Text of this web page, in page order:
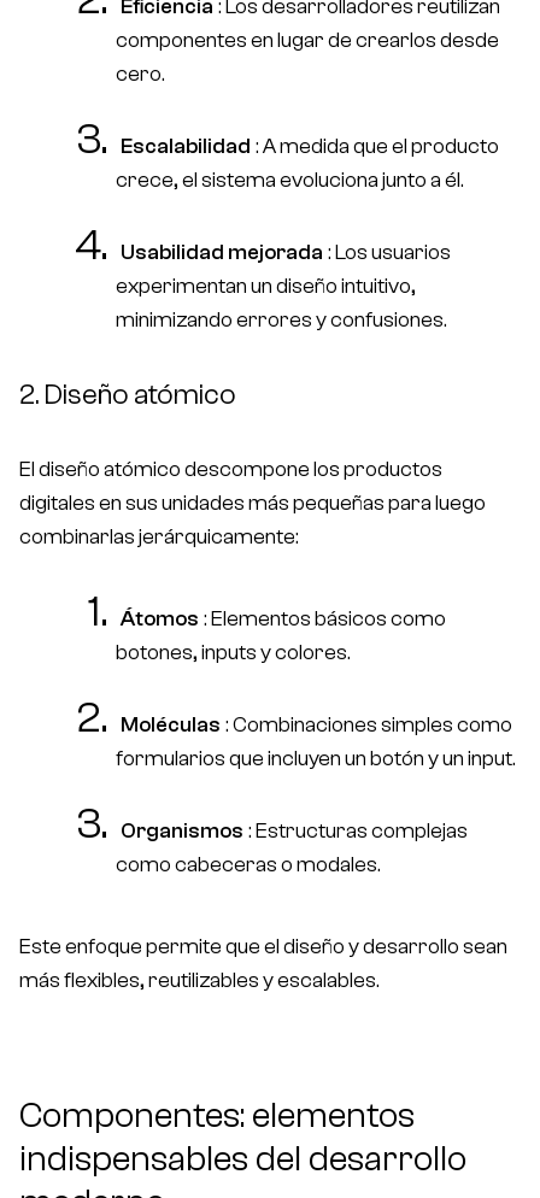
Eficiencia : Los desarrolladores reutilizan
componentes en lugar de crearlos desde
cero.
Escalabilidad : A medida que el producto
crece, el sistema evoluciona junto a él.
Usabilidad mejorada : Los usuarios
experimentan un diseño intuitivo,
minimizando errores y confusiones.
2. Diseño atómico
El diseño atómico descompone los productos
digitales en sus unidades más pequeñas para luego
combinarlas jerárquicamente:
Átomos : Elementos básicos como
botones, inputs y colores.
Moléculas : Combinaciones simples como
formularios que incluyen un botón y un input.
Organismos : Estructuras complejas
como cabeceras o modales.
Este enfoque permite que el diseño y desarrollo sean
más flexibles, reutilizables y escalables.
Componentes: elementos
indispensables del desarrollo